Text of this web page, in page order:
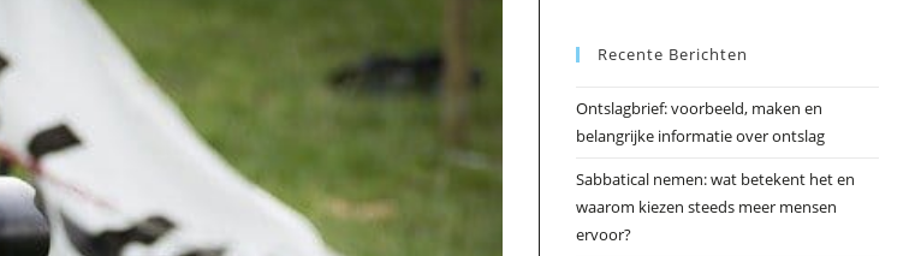
Recente Berichten
Ontslagbrief: voorbeeld, maken en
belangrijke informatie over ontslag
Sabbatical nemen: wat betekent het en
waarom kiezen steeds meer mensen
ervoor?